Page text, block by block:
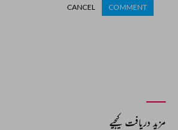
CANCEL COMMENT
مزید دریافت کیجیے